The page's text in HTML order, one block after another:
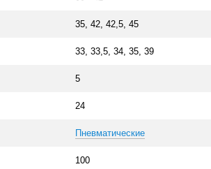
35, 42, 42,5, 45
33, 33,5, 34, 35, 39
5
24
Пневматические
100